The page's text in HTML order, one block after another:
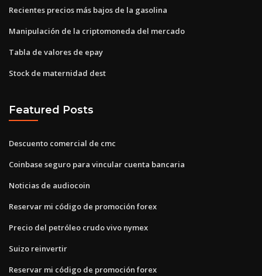
Recientes precios más bajos de la gasolina
Manipulación de la criptomoneda del mercado
Tabla de valores de epay
Stock de maternidad dest
Featured Posts
Descuento comercial de cmc
Coinbase seguro para vincular cuenta bancaria
Noticias de audiocoin
Reservar mi código de promoción forex
Precio del petróleo crudo vivo nymex
Suizo reinvertir
Reservar mi código de promoción forex